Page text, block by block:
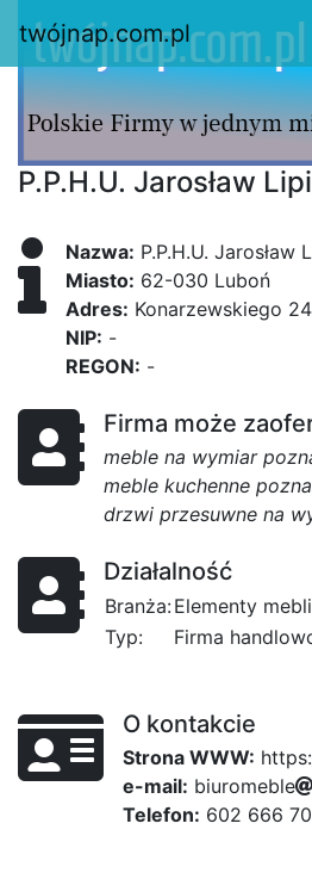
twójnap.com.pl
P.P.H.U. Jarosław
Nazwa: P.P.H.U. Jarosław
Miasto: 62-030 Luboń
Adres: Konarzewskiego 24
NIP: -
REGON: -
Firma może
meble na wymiar
meble kuchenne
drzwi przesuwne na
Działalność
Branża:Elementy mebli
Typ:
Firma
O kontakcie
Strona WWW:
e-mail: b3
iur1
om95
eble
Telefon: 602 666